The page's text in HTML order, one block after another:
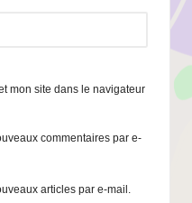
mon site dans le navigateur
commentaires par e-
articles par e-mail.